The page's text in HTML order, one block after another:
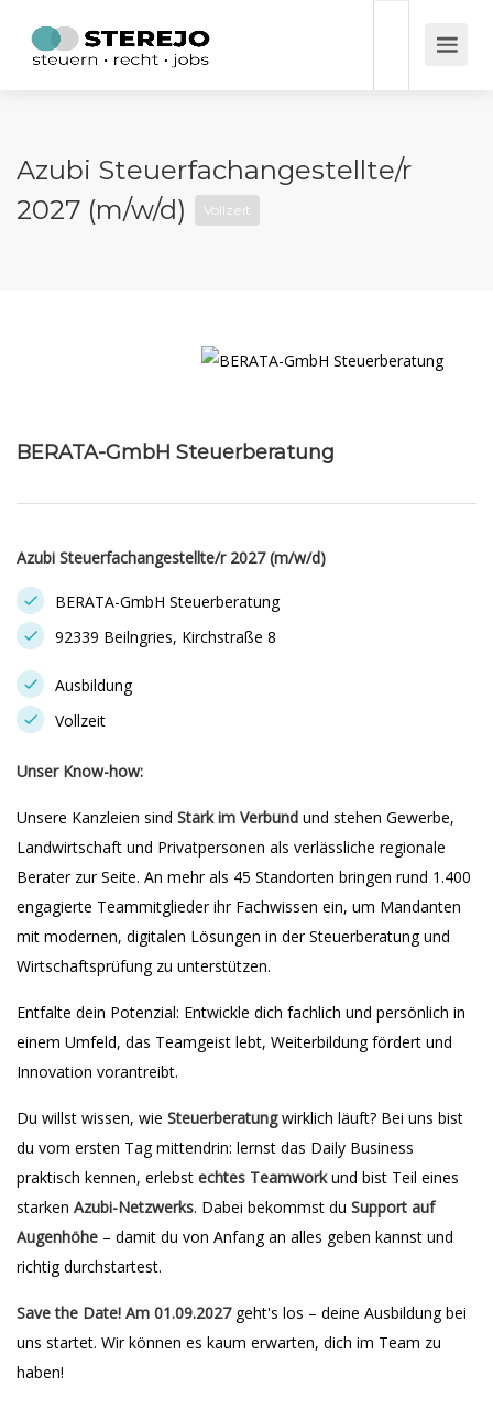
Azubi Steuerfachangestellte/r
2027 (m/w/d)
Vollzeit
BERATA-GmbH Steuerberatung
Azubi Steuerfachangestellte/r 2027 (m/w/d)
BERATA-GmbH Steuerberatung
92339 Beilngries, Kirchstraße 8
Ausbildung
Vollzeit
Unser Know-how:
Unsere Kanzleien sind Stark im Verbund und stehen Gewerbe,
Landwirtschaft und Privatpersonen als verlässliche regionale
Berater zur Seite. An mehr als 45 Standorten bringen rund 1.400
engagierte Teammitglieder ihr Fachwissen ein, um Mandanten
mit modernen, digitalen Lösungen in der Steuerberatung und
Wirtschaftsprüfung zu unterstützen.
Entfalte dein Potenzial: Entwickle dich fachlich und persönlich in
einem Umfeld, das Teamgeist lebt, Weiterbildung fördert und
Innovation vorantreibt.
Du willst wissen, wie Steuerberatungwirklich läuft? Bei uns bist
du vom ersten Tag mittendrin: lernst das Daily Business
praktisch kennen, erlebst echtes Teamworkund bist Teil eines
starken Azubi-Netzwerks. Dabei bekommst du Support auf
Augenhöhe – damit du von Anfang an alles geben kannst und
richtig durchstartest.
Save the Date! Am 01.09.2027geht's los – deine Ausbildung bei
uns startet. Wir können es kaum erwarten, dich im Team zu
haben!